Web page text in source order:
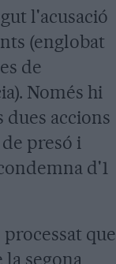
l'acusació
(englobat
de
Només hi
dues accions
presó i
d'1
que
segona